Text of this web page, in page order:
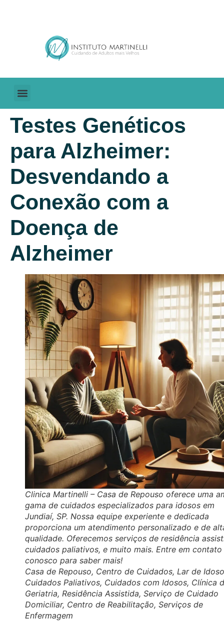
Testes Genéticos
para Alzheimer:
Desvendando a
Conexão com a
Doença de
Alzheimer
Clinica Martinelli – Casa de Repouso oferece uma
gama de cuidados especializados para idosos em
Jundiaí, SP. Nossa equipe experiente e dedicada
proporciona um atendimento personalizado e de
qualidade. Oferecemos serviços de residência
cuidados paliativos, e muito mais. Entre em contato
conosco para saber mais!
Casa de Repouso, Centro de Cuidados, Lar de
Cuidados Paliativos, Cuidados com Idosos, Clínica
Geriatria, Residência Assistida, Serviço de Cuidado
Domiciliar, Centro de Reabilitação, Serviços de
Enfermagem